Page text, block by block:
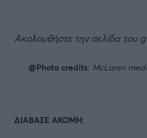
Ακολουθήστε την σελίδα του
@Photo credits: McLaren
ΔΙΑΒΑΣΕ ΑΚΟΜΗ: